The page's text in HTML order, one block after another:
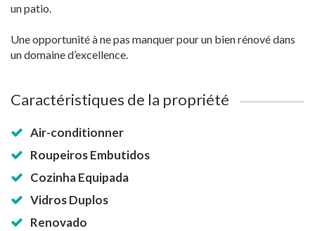
un patio.
Une opportunité à ne pas manquer pour un bien rénové dans
un domaine d’excellence.
Caractéristiques de la propriété
Air-conditionner
Roupeiros Embutidos
Cozinha Equipada
Vidros Duplos
Renovado